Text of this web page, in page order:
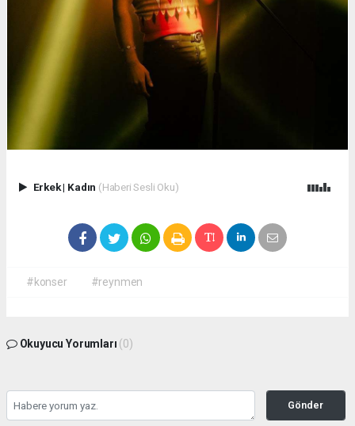
Erkek| Kadın (Haberi Sesli Oku)
#konser #reynmen
Okuyucu Yorumları (0)
Gönder